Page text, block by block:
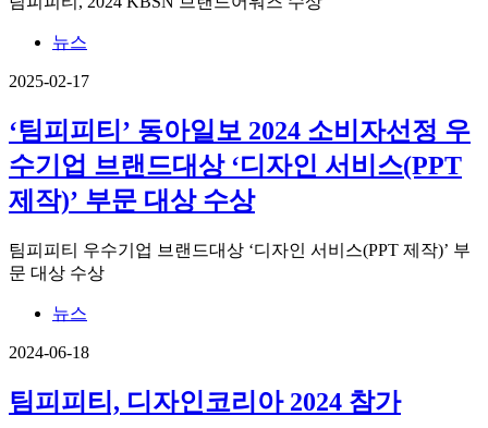
뉴스
2025-02-17
‘팀피피티’ 동아일보 2024 소비자선정 우
수기업 브랜드대상 ‘디자인 서비스(PPT
제작)’ 부문 대상 수상
팀피피티 우수기업 브랜드대상 ‘디자인 서비스(PPT 제작)’ 부
문 대상 수상
뉴스
2024-06-18
팀피피티, 디자인코리아 2024 참가